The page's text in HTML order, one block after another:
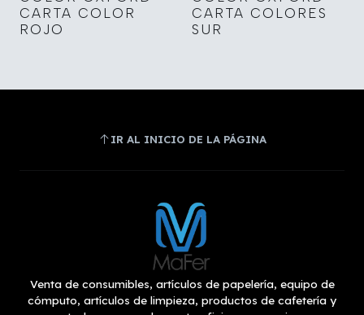
CARTA COLOR
ROJO
CARTA COLORES
SUR
IR AL INICIO DE LA PÁGINA
Venta de consumibles, artículos de papelería, equipo de
cómputo, artículos de limpieza, productos de cafetería y